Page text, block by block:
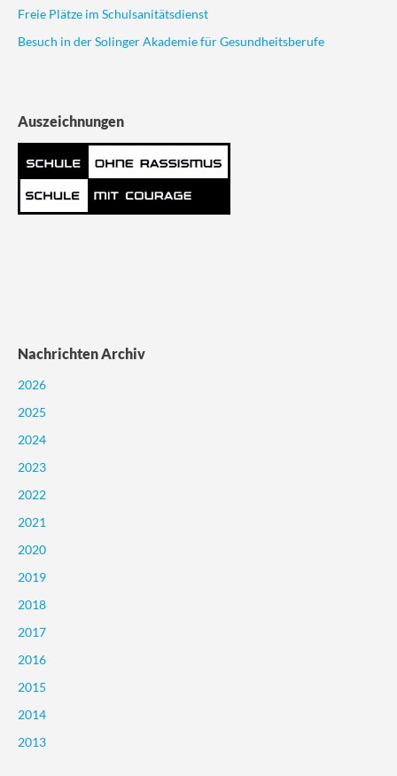
Freie Plätze im Schulsanitätsdienst
Besuch in der Solinger Akademie für Gesundheitsberufe
Auszeichnungen
Nachrichten Archiv
2026
2025
2024
2023
2022
2021
2020
2019
2018
2017
2016
2015
2014
2013